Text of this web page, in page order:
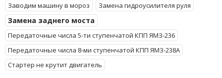
Заводим машину в мороз
Замена гидроусилителя руля
Замена заднего моста
Передаточные числа 5-ти ступенчатой КПП ЯМЗ-236
Передаточные числа 8-ми ступенчатой КПП ЯМЗ-238А
Стартер не крутит двигатель